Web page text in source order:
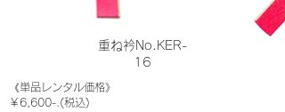
重ね衿No.KER-
16
《単品レンタル価格》
￥6,600-.(税込)